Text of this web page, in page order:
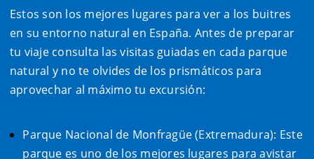
Estos son los mejores lugares para ver a los buitres
en su entorno natural en España. Antes de preparar
tu viaje consulta las visitas guiadas en cada parque
natural y no te olvides de los prismáticos para
aprovechar al máximo tu excursión:
Parque Nacional de Monfragüe (Extremadura): Este
parque es uno de los mejores lugares para avistar